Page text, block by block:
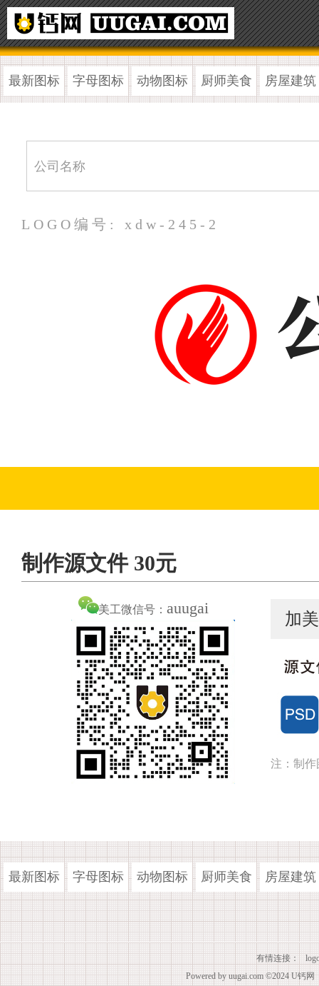
最新图标 字母图标 动物图标 厨师美食 房屋建筑
LOGO编号: xdw-245-2
制作源文件 30元
美工微信号： auugai
加
注：制作
最新图标 字母图标 动物图标 厨师美食 房屋建筑
有情连接：
Powered by uugai.com ©2024 U钙网